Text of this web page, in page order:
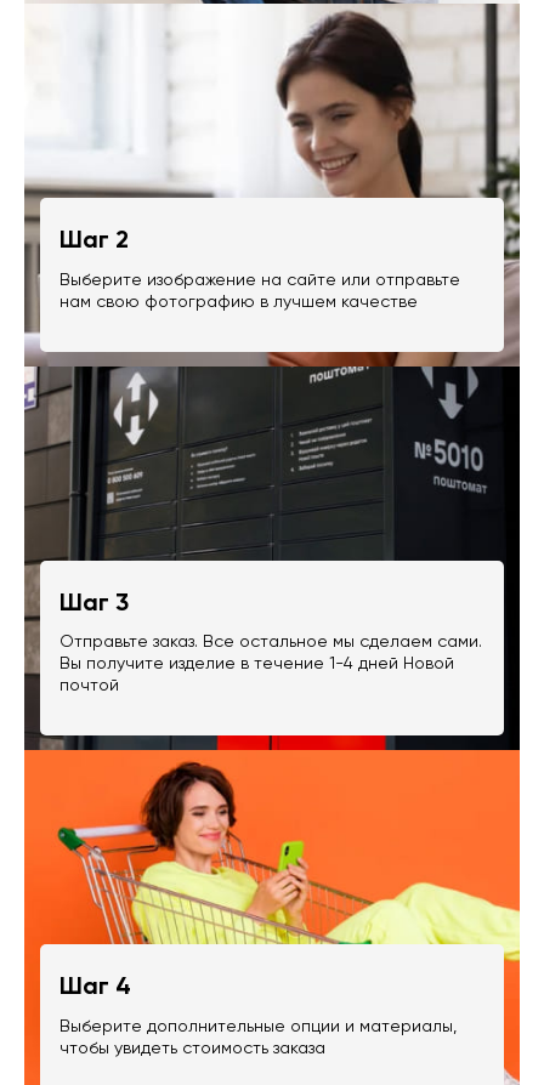
Шаг 2
Выберите изображение на сайте или отправьте
нам свою фотографию в лучшем качестве
Шаг 3
Отправьте заказ. Все остальное мы сделаем сами.
Вы получите изделие в течение 1-4 дней Новой
почтой
Шаг 4
Выберите дополнительные опции и материалы,
чтобы увидеть стоимость заказа